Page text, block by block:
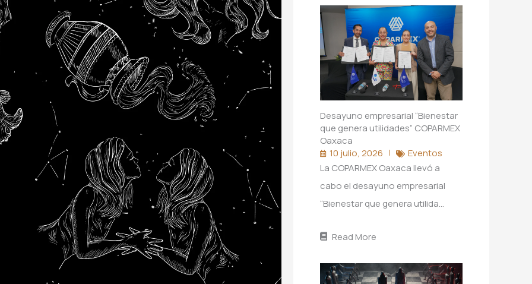
Desayuno empresarial “Bienestar
que genera utilidades” COPARMEX
Oaxaca
10 julio, 2026
Eventos
La COPARMEX Oaxaca llevó a
cabo el desayuno empresarial
“Bienestar que genera utilida…
Read More